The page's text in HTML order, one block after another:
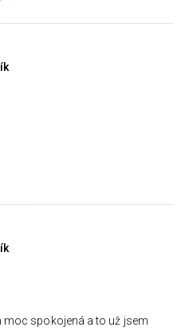
moc spokojená a to už jsem